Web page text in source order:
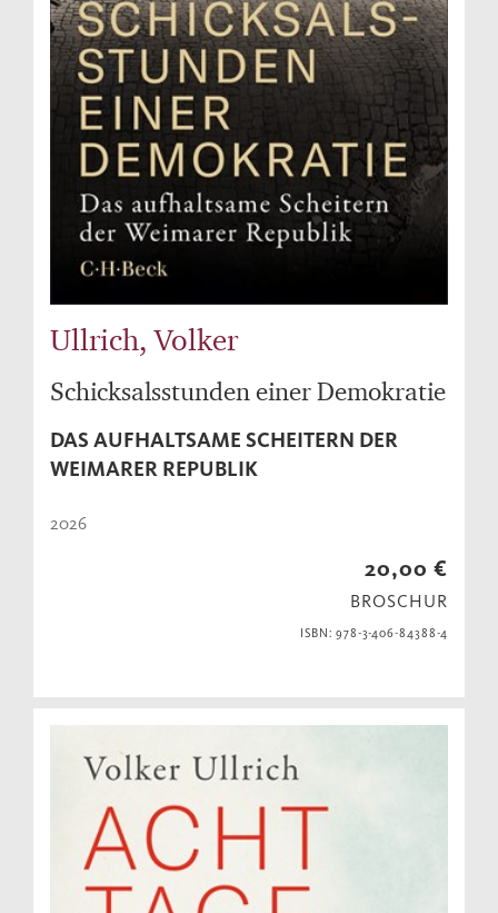
Ullrich, Volker
Schicksalsstunden einer Demokratie
DAS AUFHALTSAME SCHEITERN DER
WEIMARER REPUBLIK
2026
20,00 €
BROSCHUR
ISBN: 978-3-406-84388-4